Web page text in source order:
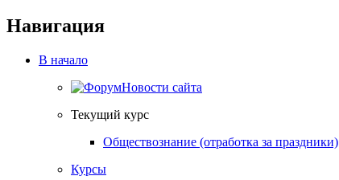
Навигация
В начало
Новости сайта
Текущий курс
Обществознание (отработка за праздники)
Курсы